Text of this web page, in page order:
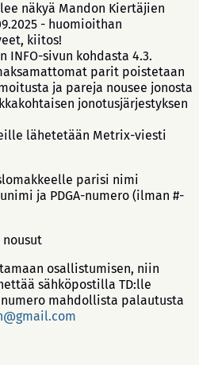
näkyä Mandon Kiertäjien
- huomioithan
kiitos!
INFO-sivun kohdasta 4.3.
parit poistetaan
ja pareja nousee jonosta
jonotusjärjestyksen
lähetetään Metrix-viesti
parisi nimi
ja PDGA-numero (ilman #-
jonosta nousut
osallistumisen, niin
sähköpostilla TD:lle
mahdollista palautusta